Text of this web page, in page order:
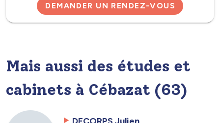
DEMANDER UN RENDEZ-VOUS
Mais aussi des études et
cabinets à Cébazat (63)
DECORPS Julien